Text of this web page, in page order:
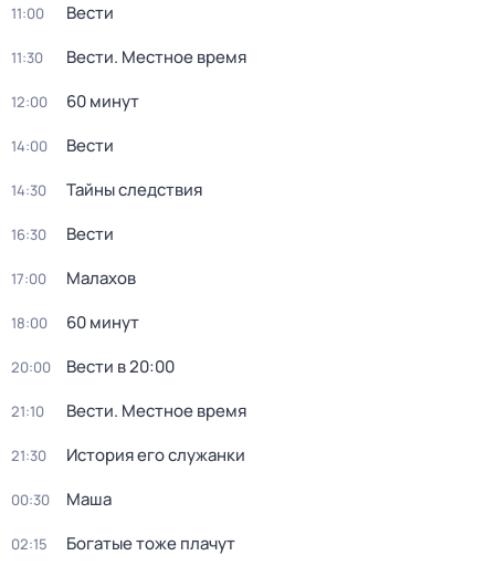
11:00 Вести
11:30 Вести. Местное время
12:00 60 минут
14:00 Вести
14:30 Тайны следствия
16:30 Вести
17:00 Малахов
18:00 60 минут
20:00 Вести в 20:00
21:10 Вести. Местное время
21:30 История его служанки
00:30 Маша
02:15 Богатые тоже плачут